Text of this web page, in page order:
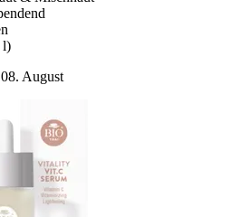
l)
August